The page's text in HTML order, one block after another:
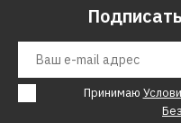
Принимаю